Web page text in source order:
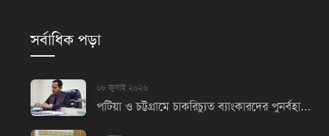
সর্বাধিক পড়া
০৮ জুলাই ২০২৬
পটিয়া ও চট্টগ্রামে চাকরিচ্যুত ব্যাংকারদের পুনর্বহা...